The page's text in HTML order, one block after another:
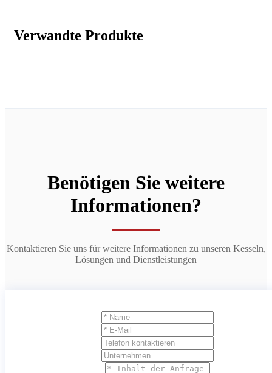
Verwandte Produkte
Benötigen Sie weitere
Informationen?
Kontaktieren Sie uns für weitere Informationen zu unseren Kesseln,
Lösungen und Dienstleistungen